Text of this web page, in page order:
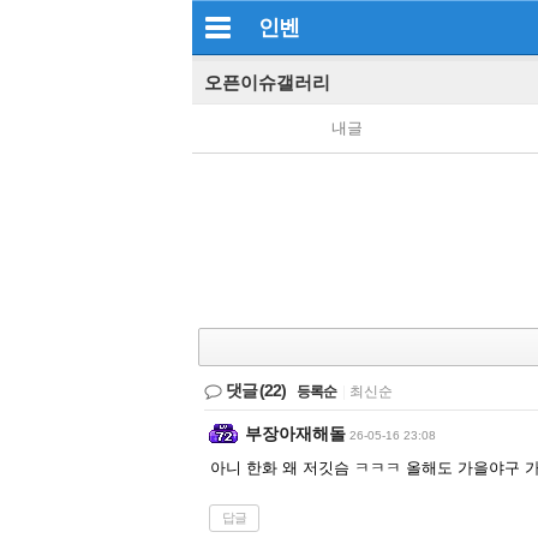
인벤
오픈이슈갤러리
내글
댓글(22) 등록순 최신순
부장아재해돌 26-05-16 23:08
아니 한화 왜 저깃슴 ㅋㅋㅋ 올해도 가을야구
답글